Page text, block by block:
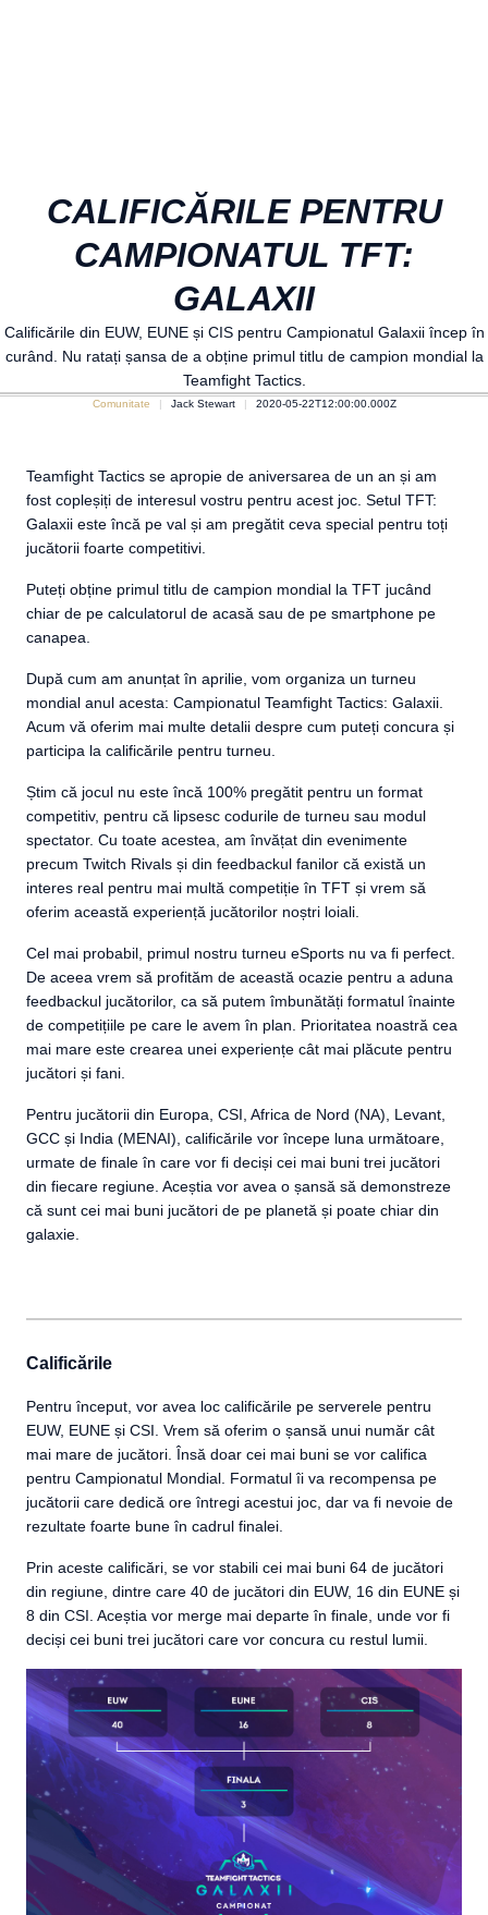
CALIFICĂRILE PENTRU
CAMPIONATUL TFT:
GALAXII
Calificările din EUW, EUNE și CIS pentru Campionatul Galaxii încep în
curând. Nu ratați șansa de a obține primul titlu de campion mondial la
Teamfight Tactics.
Comunitate Jack Stewart 2020-05-22T12:00:00.000Z
Teamfight Tactics se apropie de aniversarea de un an și am
fost copleșiți de interesul vostru pentru acest joc. Setul TFT:
Galaxii este încă pe val și am pregătit ceva special pentru toți
jucătorii foarte competitivi.
Puteți obține primul titlu de campion mondial la TFT jucând
chiar de pe calculatorul de acasă sau de pe smartphone pe
canapea.
După cum am anunțat în aprilie, vom organiza un turneu
mondial anul acesta: Campionatul Teamfight Tactics: Galaxii.
Acum vă oferim mai multe detalii despre cum puteți concura și
participa la calificările pentru turneu.
Știm că jocul nu este încă 100% pregătit pentru un format
competitiv, pentru că lipsesc codurile de turneu sau modul
spectator. Cu toate acestea, am învățat din evenimente
precum Twitch Rivals și din feedbackul fanilor că există un
interes real pentru mai multă competiție în TFT și vrem să
oferim această experiență jucătorilor noștri loiali.
Cel mai probabil, primul nostru turneu eSports nu va fi perfect.
De aceea vrem să profităm de această ocazie pentru a aduna
feedbackul jucătorilor, ca să putem îmbunătăți formatul înainte
de competițiile pe care le avem în plan. Prioritatea noastră cea
mai mare este crearea unei experiențe cât mai plăcute pentru
jucători și fani.
Pentru jucătorii din Europa, CSI, Africa de Nord (NA), Levant,
GCC și India (MENAI), calificările vor începe luna următoare,
urmate de finale în care vor fi deciși cei mai buni trei jucători
din fiecare regiune. Aceștia vor avea o șansă să demonstreze
că sunt cei mai buni jucători de pe planetă și poate chiar din
galaxie.
Calificările
Pentru început, vor avea loc calificările pe serverele pentru
EUW, EUNE și CSI. Vrem să oferim o șansă unui număr cât
mai mare de jucători. Însă doar cei mai buni se vor califica
pentru Campionatul Mondial. Formatul îi va recompensa pe
jucătorii care dedică ore întregi acestui joc, dar va fi nevoie de
rezultate foarte bune în cadrul finalei.
Prin aceste calificări, se vor stabili cei mai buni 64 de jucători
din regiune, dintre care 40 de jucători din EUW, 16 din EUNE și
8 din CSI. Aceștia vor merge mai departe în finale, unde vor fi
deciși cei buni trei jucători care vor concura cu restul lumii.